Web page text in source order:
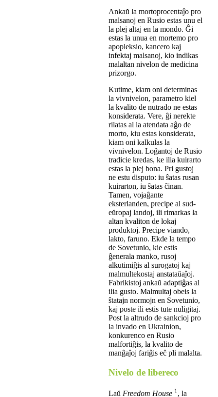
Ankaŭ la mortoprocentaĵo pro
malsanoj en Rusio estas unu el
la plej altaj en la mondo. Ĝi
estas la unua en mortemo pro
apopleksio, kancero kaj
infektaj malsanoj, kio indikas
malaltan nivelon de medicina
prizorgo.
Kutime, kiam oni determinas
la vivnivelon, parametro kiel
la kvalito de nutrado ne estas
konsiderata. Vere, ĝi nerekte
rilatas al la atendata aĝo de
morto, kiu estas konsiderata,
kiam oni kalkulas la
vivnivelon. Loĝantoj de Rusio
tradicie kredas, ke ilia kuirarto
estas la plej bona. Pri gustoj
ne estu disputo: iu ŝatas rusan
kuirarton, iu ŝatas ĉinan.
Tamen, vojaĝante
eksterlanden, precipe al sud-
eŭropaj landoj, ili rimarkas la
altan kvaliton de lokaj
produktoj. Precipe viando,
lakto, faruno. Ekde la tempo
de Sovetunio, kie estis
ĝenerala manko, rusoj
alkutimiĝis al surogatoj kaj
malmultekostaj anstataŭaĵoj.
Fabrikistoj ankaŭ adaptiĝas al
ilia gusto. Malmultaj obeis la
ŝtatajn normojn en Sovetunio,
kaj poste ili estis tute nuligitaj.
Post la altrudo de sankcioj pro
la invado en Ukrainion,
konkurenco en Rusio
malfortiĝis, la kvalito de
manĝaĵoj fariĝis eĉ pli malalta.
Nivelo de libereco
Laŭ Freedom House 1 , la